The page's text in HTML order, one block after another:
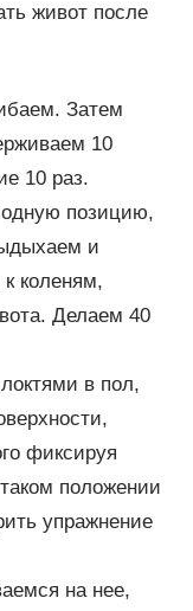
живот после
Затем
10
10 раз.
позицию,
и
коленям,
Делаем 40
в пол,
фиксируя
положении
упражнение
на нее,